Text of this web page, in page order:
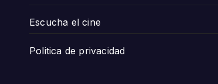
Escucha el cine
Politica de privacidad